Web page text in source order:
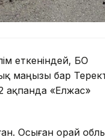
еткеніндей, БҚО
маңызы бар
ақпанда «Елжас»
Осыған орай